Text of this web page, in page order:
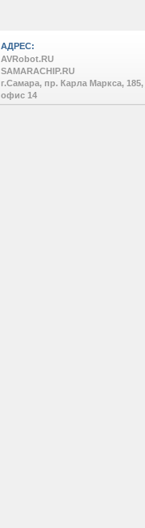
АДРЕС:
AVRobot.RU
SAMARACHIP.RU
г.Самара, пр. Карла Маркса, 185,
офис 14